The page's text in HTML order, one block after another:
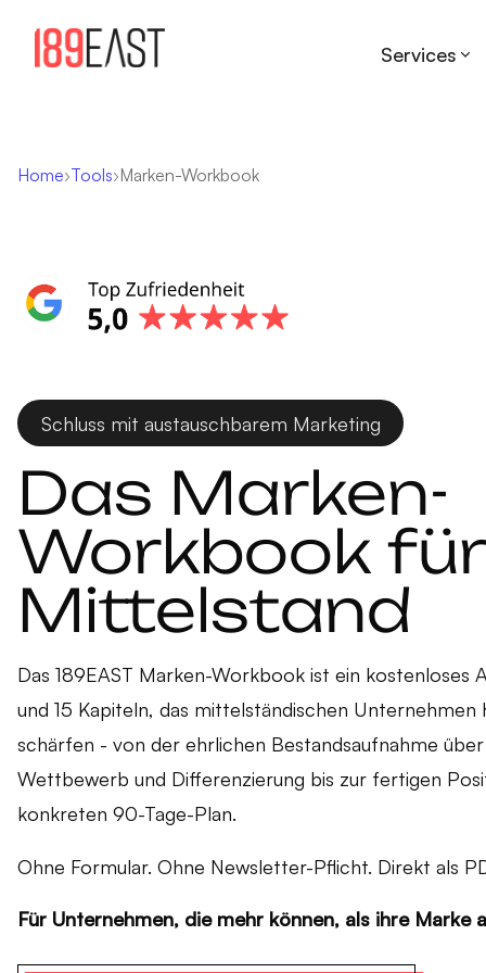
Services
Home Tools Marken-Workbook
Schluss mit austauschbarem Marketing
Das Marken-
Workbook
Mittelstand
Das 189EAST Marken-Workbook ist ein kostenloses
und 15 Kapiteln, das mittelständischen Unternehmen
schärfen - von der ehrlichen Bestandsaufnahme
Wettbewerb und Differenzierung bis zur fertigen
konkreten 90-Tage-Plan.
Ohne Formular. Ohne Newsletter-Pflicht. Direkt als
Für Unternehmen, die mehr können, als ihre Marke